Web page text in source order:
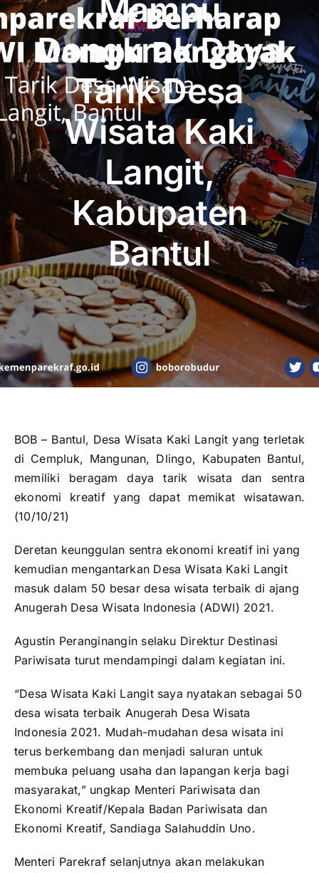
Publikasi
Peta Wisata
BLU
Mampu
Dongkrak Daya
Tarik Desa
Wisata Kaki
Langit,
Kabupaten
Bantul
BOB – Bantul, Desa Wisata Kaki Langit yang terletak
di Cempluk, Mangunan, Dlingo, Kabupaten Bantul,
memiliki beragam daya tarik wisata dan sentra
ekonomi kreatif yang dapat memikat wisatawan.
(10/10/21)
Deretan keunggulan sentra ekonomi kreatif ini yang
kemudian mengantarkan Desa Wisata Kaki Langit
masuk dalam 50 besar desa wisata terbaik di ajang
Anugerah Desa Wisata Indonesia (ADWI) 2021.
Agustin Peranginangin selaku Direktur Destinasi
Pariwisata turut mendampingi dalam kegiatan ini.
“Desa Wisata Kaki Langit saya nyatakan sebagai 50
desa wisata terbaik Anugerah Desa Wisata
Indonesia 2021. Mudah-mudahan desa wisata ini
terus berkembang dan menjadi saluran untuk
membuka peluang usaha dan lapangan kerja bagi
masyarakat,” ungkap Menteri Pariwisata dan
Ekonomi Kreatif/Kepala Badan Pariwisata dan
Ekonomi Kreatif, Sandiaga Salahuddin Uno.
Menteri Parekraf selanjutnya akan melakukan